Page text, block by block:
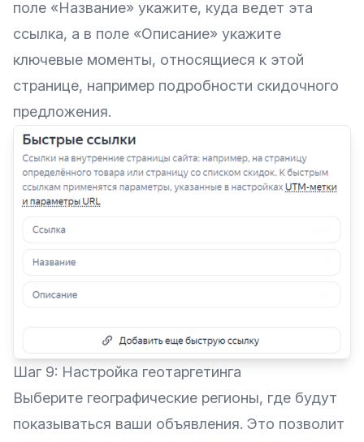
поле «‎Название» укажите, куда ведет эта
ссылка, а в поле «‎Описание» укажите
ключевые моменты, относящиеся к этой
странице, например подробности скидочного
предложения.
Шаг 9: Настройка геотаргетинга
Выберите географические регионы, где будут
показываться ваши объявления. Это позволит